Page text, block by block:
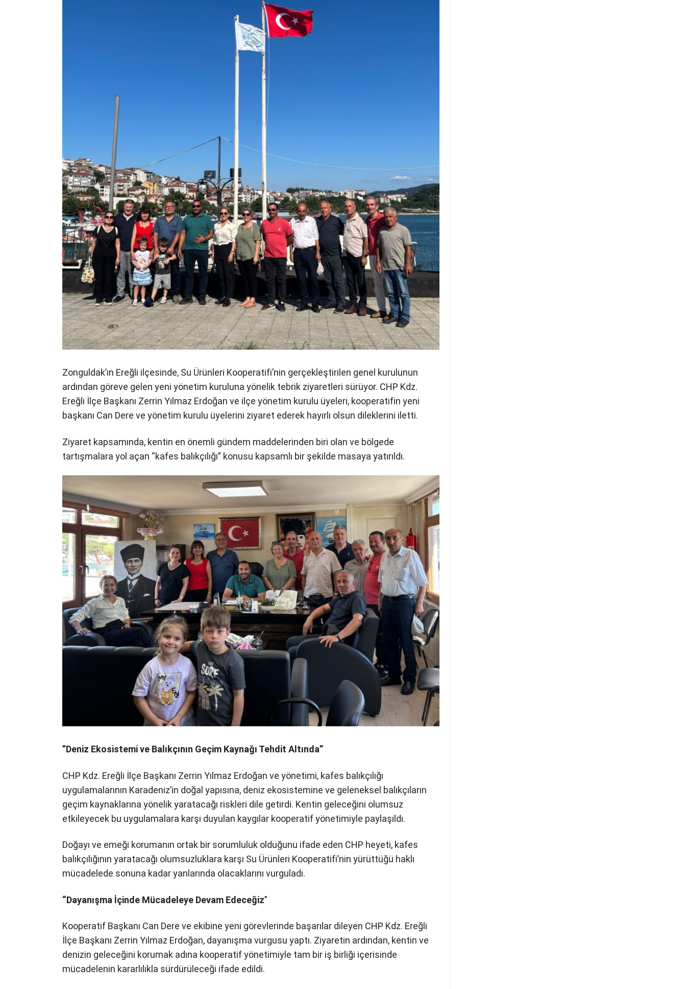
Zonguldak’ın Ereğli ilçesinde, Su Ürünleri Kooperatifi’nin gerçekleştirilen genel kurulunun
ardından göreve gelen yeni yönetim kuruluna yönelik tebrik ziyaretleri sürüyor. CHP Kdz.
Ereğli İlçe Başkanı Zerrin Yılmaz Erdoğan ve ilçe yönetim kurulu üyeleri, kooperatifin yeni
başkanı Can Dere ve yönetim kurulu üyelerini ziyaret ederek hayırlı olsun dileklerini iletti.
​Ziyaret kapsamında, kentin en önemli gündem maddelerinden biri olan ve bölgede
tartışmalara yol açan “kafes balıkçılığı” konusu kapsamlı bir şekilde masaya yatırıldı.
​”Deniz Ekosistemi ve Balıkçının Geçim Kaynağı Tehdit Altında”
​CHP Kdz. Ereğli İlçe Başkanı Zerrin Yılmaz Erdoğan ve yönetimi, kafes balıkçılığı
uygulamalarının Karadeniz’in doğal yapısına, deniz ekosistemine ve geleneksel balıkçıların
geçim kaynaklarına yönelik yaratacağı riskleri dile getirdi. Kentin geleceğini olumsuz
etkileyecek bu uygulamalara karşı duyulan kaygılar kooperatif yönetimiyle paylaşıldı.
​Doğayı ve emeği korumanın ortak bir sorumluluk olduğunu ifade eden CHP heyeti, kafes
balıkçılığının yaratacağı olumsuzluklara karşı Su Ürünleri Kooperatifi’nin yürüttüğü haklı
mücadelede sonuna kadar yanlarında olacaklarını vurguladı.
“Dayanışma İçinde Mücadeleye Devam Edeceğiz”
​Kooperatif Başkanı Can Dere ve ekibine yeni görevlerinde başarılar dileyen CHP Kdz. Ereğli
İlçe Başkanı Zerrin Yılmaz Erdoğan, dayanışma vurgusu yaptı. Ziyaretin ardından, kentin ve
denizin geleceğini korumak adına kooperatif yönetimiyle tam bir iş birliği içerisinde
mücadelenin kararlılıkla sürdürüleceği ifade edildi.